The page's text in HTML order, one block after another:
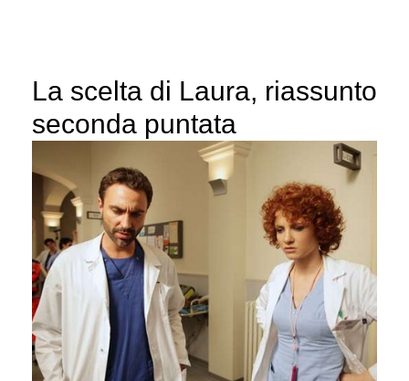
La scelta di Laura, riassunto
seconda puntata